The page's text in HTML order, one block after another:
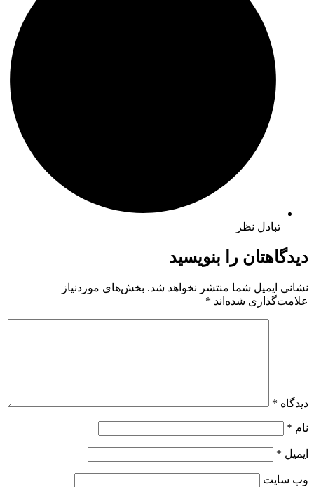
تبادل نظر
دیدگاهتان را بنویسید
نشانی ایمیل شما منتشر نخواهد شد. بخش‌های موردنیاز
علامت‌گذاری شده‌اند *
دیدگاه *
نام *
ایمیل *
وب‌ سایت